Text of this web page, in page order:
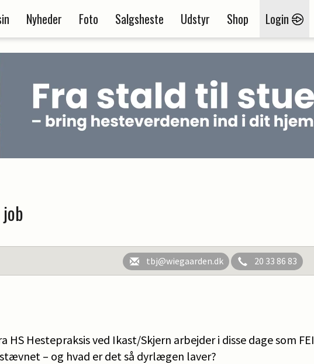
Nyheder Foto Salgsheste Udstyr Shop Login
tbj@wiegaarden.dk 20 33 86 83
Hestepraksis ved Ikast/Skjern arbejder i disse dage som FEI
– og hvad er det så dyrlægen laver?